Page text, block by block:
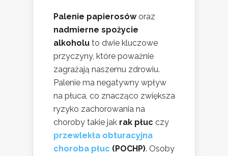
Palenie papierosóworaz
nadmierne spożycie
alkoholu to dwie kluczowe
przyczyny, które poważnie
zagrażają naszemu zdrowiu.
Palenie ma negatywny wpływ
na płuca, co znacząco zwiększa
ryzyko zachorowania na
choroby takie jak rak płuc czy
przewlekła obturacyjna
choroba płuc (POCHP). Osoby